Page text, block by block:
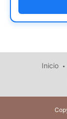
Inicio